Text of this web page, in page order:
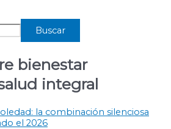
Buscar
bienestar
integral
la combinación silenciosa
el 2026